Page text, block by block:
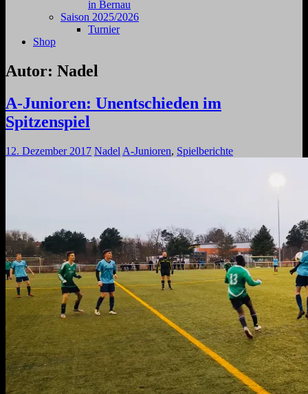
in Bernau
Saison 2025/2026
Turnier
Shop
Autor: Nadel
A-Junioren: Unentschieden im
Spitzenspiel
12. Dezember 2017 Nadel A-Junioren, Spielberichte